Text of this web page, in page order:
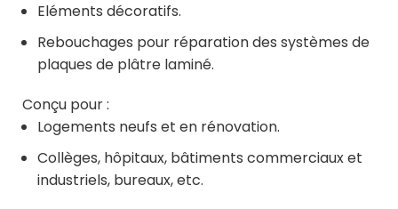
Eléments décoratifs.
Rebouchages pour réparation des systèmes de
plaques de plâtre laminé.
Conçu pour :
Logements neufs et en rénovation.
Collèges, hôpitaux, bâtiments commerciaux et
industriels, bureaux, etc.